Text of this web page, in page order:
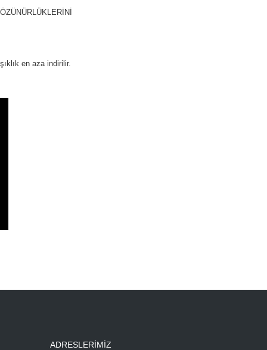
en aza indirilir.
ADRESLERİMİZ